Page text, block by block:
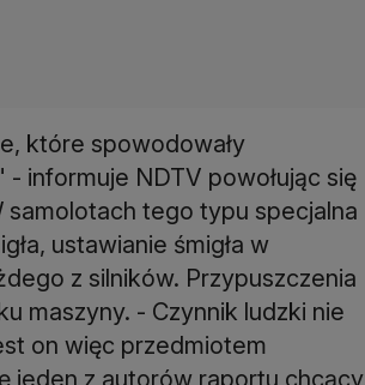
które spowodowały
informuje NDTV powołując się
tego typu specjalna
ustawianie śmigła w
z silników. Przypuszczenia
maszyny. - Czynnik ludzki nie
on więc przedmiotem
jeden z autorów raportu chcący